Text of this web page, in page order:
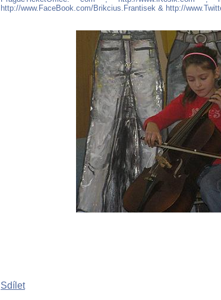
http://www.FaceBook.com/Brikcius.Frantisek & http://
Sdílet